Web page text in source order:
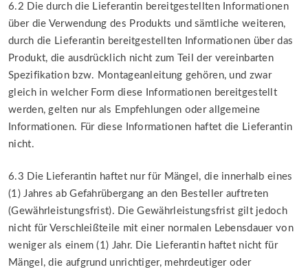
6.2 Die durch die Lieferantin bereitgestellten Informationen
über die Verwendung des Produkts und sämtliche weiteren,
durch die Lieferantin bereitgestellten Informationen über das
Produkt, die ausdrücklich nicht zum Teil der vereinbarten
Spezifikation bzw. Montageanleitung gehören, und zwar
gleich in welcher Form diese Informationen bereitgestellt
werden, gelten nur als Empfehlungen oder allgemeine
Informationen. Für diese Informationen haftet die Lieferantin
nicht.
6.3 Die Lieferantin haftet nur für Mängel, die innerhalb eines
(1) Jahres ab Gefahrübergang an den Besteller auftreten
(Gewährleistungsfrist). Die Gewährleistungsfrist gilt jedoch
nicht für Verschleißteile mit einer normalen Lebensdauer von
weniger als einem (1) Jahr. Die Lieferantin haftet nicht für
Mängel, die aufgrund unrichtiger, mehrdeutiger oder